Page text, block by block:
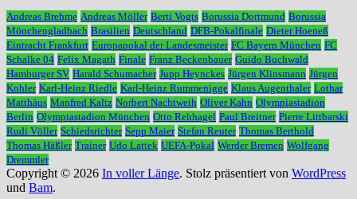
Andreas Brehme Andreas Möller Berti Vogts Borussia Dortmund Borussia
Mönchengladbach Brasilien Deutschland DFB-Pokalfinale Dieter Hoeneß
Eintracht Frankfurt Europapokal der Landesmeister FC Bayern München FC
Schalke 04 Felix Magath Finale Franz Beckenbauer Guido Buchwald
Hamburger SV Harald Schumacher Jupp Heynckes Jürgen Klinsmann Jürgen
Kohler Karl-Heinz Riedle Karl-Heinz Rummenigge Klaus Augenthaler Lothar
Matthäus Manfred Kaltz Norbert Nachtweih Oliver Kahn Olympiastadion
Berlin Olympiastadion München Otto Rehhagel Paul Breitner Pierre Littbarski
Rudi Völler Schiedsrichter Sepp Maier Stefan Reuter Thomas Berthold
Thomas Häßler Trainer Udo Lattek UEFA-Pokal Werder Bremen Wolfgang
Dremmler
Copyright © 2026 In voller Länge. Stolz präsentiert von WordPress
und Bam.